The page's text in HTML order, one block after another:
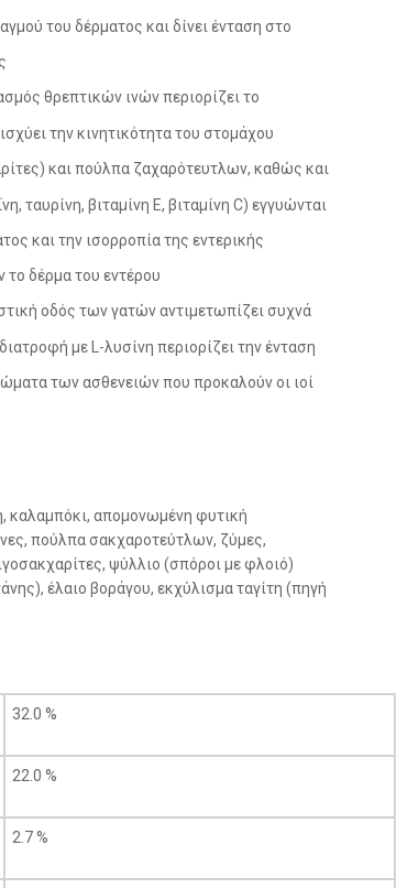
του δέρματος και δίνει ένταση στο
θρεπτικών ινών περιορίζει το
την κινητικότητα του στομάχου
και πούλπα ζαχαρότευτλων, καθώς και
ταυρίνη, βιταμίνη E, βιταμίνη C) εγγυώνται
και την ισορροπία της εντερικής
δέρμα του εντέρου
οδός των γατών αντιμετωπίζει συχνά
με L-λυσίνη περιορίζει την ένταση
των ασθενειών που προκαλούν οι ιοί
καλαμπόκι, απομονωμένη φυτική
πούλπα σακχαροτεύτλων, ζύμες,
ψύλλιο (σπόροι με φλοιό)
έλαιο βοράγου, εκχύλισμα ταγίτη (πηγή
32.0 %
22.0 %
2.7 %